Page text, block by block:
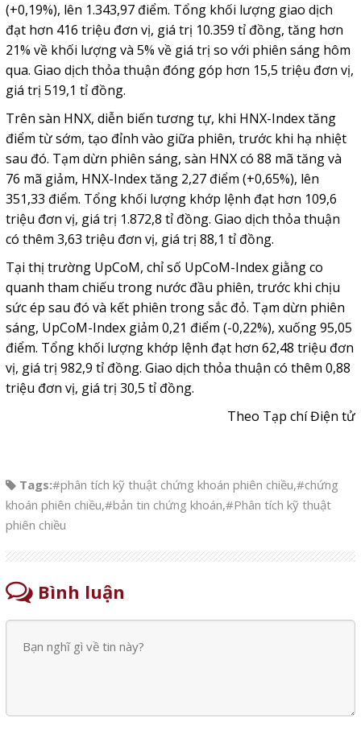
(+0,19%), lên 1.343,97 điểm. Tổng khối lượng giao dịch
đạt hơn 416 triệu đơn vị, giá trị 10.359 tỉ đồng, tăng hơn
21% về khối lượng và 5% về giá trị so với phiên sáng hôm
qua. Giao dịch thỏa thuận đóng góp hơn 15,5 triệu đơn vị,
giá trị 519,1 tỉ đồng.
Trên sàn HNX, diễn biến tương tự, khi HNX-Index tăng
điểm từ sớm, tạo đỉnh vào giữa phiên, trước khi hạ nhiệt
sau đó. Tạm dừn phiên sáng, sàn HNX có 88 mã tăng và
76 mã giảm, HNX-Index tăng 2,27 điểm (+0,65%), lên
351,33 điểm. Tổng khối lượng khớp lệnh đạt hơn 109,6
triệu đơn vị, giá trị 1.872,8 tỉ đồng. Giao dịch thỏa thuận
có thêm 3,63 triệu đơn vị, giá trị 88,1 tỉ đồng.
Tại thị trường UpCoM, chỉ số UpCoM-Index giằng co
quanh tham chiếu trong nước đầu phiên, trước khi chịu
sức ép sau đó và kết phiên trong sắc đỏ. Tạm dừn phiên
sáng, UpCoM-Index giảm 0,21 điểm (-0,22%), xuống 95,05
điểm. Tổng khối lượng khớp lệnh đạt hơn 62,48 triệu đơn
vị, giá trị 982,9 tỉ đồng. Giao dịch thỏa thuận có thêm 0,88
triệu đơn vị, giá trị 30,5 tỉ đồng.
Theo Tạp chí Điện tử
Tags:#phân tích kỹ thuật chứng khoán phiên chiều,#chứng
khoán phiên chiều,#bản tin chứng khoán,#Phân tích kỹ thuật
phiên chiều
Bình luận